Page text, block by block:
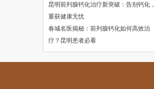
昆明前列腺钙化治疗新突破：告别钙化，
重获健康无忧
春城名医揭秘：前列腺钙化如何高效治
疗？昆明患者必看